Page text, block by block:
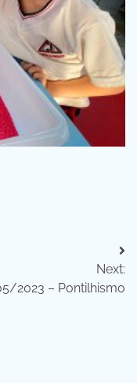
Next:
2023 – Pontilhismo